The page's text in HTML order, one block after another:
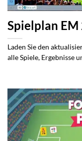
Spielplan EM
Laden Sie den
alle Spiele, Ergebnisse